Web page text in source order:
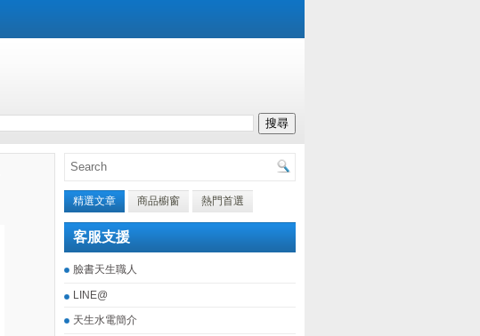
精選文章 商品櫥窗 熱門首選
客服支援
臉書天生職人
LINE@
天生水電簡介